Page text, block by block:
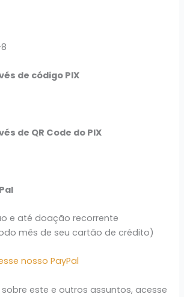
de código PIX
de QR Code do PIX
e até doação recorrente
mês de seu cartão de crédito)
nosso PayPal
este e outros assuntos, acesse